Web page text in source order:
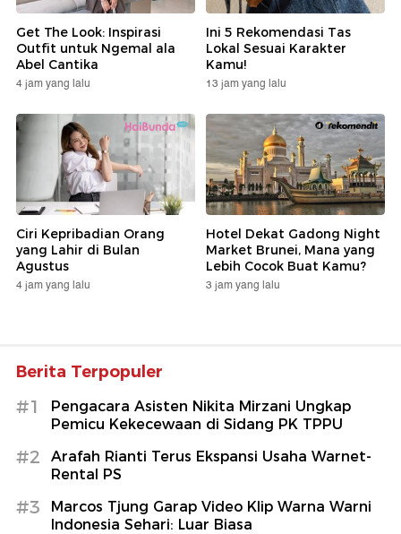
Get The Look: Inspirasi
Outfit untuk Ngemal ala
Abel Cantika
4 jam yang lalu
Ini 5 Rekomendasi Tas
Lokal Sesuai Karakter
Kamu!
13 jam yang lalu
Ciri Kepribadian Orang
yang Lahir di Bulan
Agustus
4 jam yang lalu
Hotel Dekat Gadong Night
Market Brunei, Mana yang
Lebih Cocok Buat Kamu?
3 jam yang lalu
Berita Terpopuler
#1
Pengacara Asisten Nikita Mirzani Ungkap
Pemicu Kekecewaan di Sidang PK TPPU
#2
Arafah Rianti Terus Ekspansi Usaha Warnet-
Rental PS
#3
Marcos Tjung Garap Video Klip Warna Warni
Indonesia Sehari: Luar Biasa